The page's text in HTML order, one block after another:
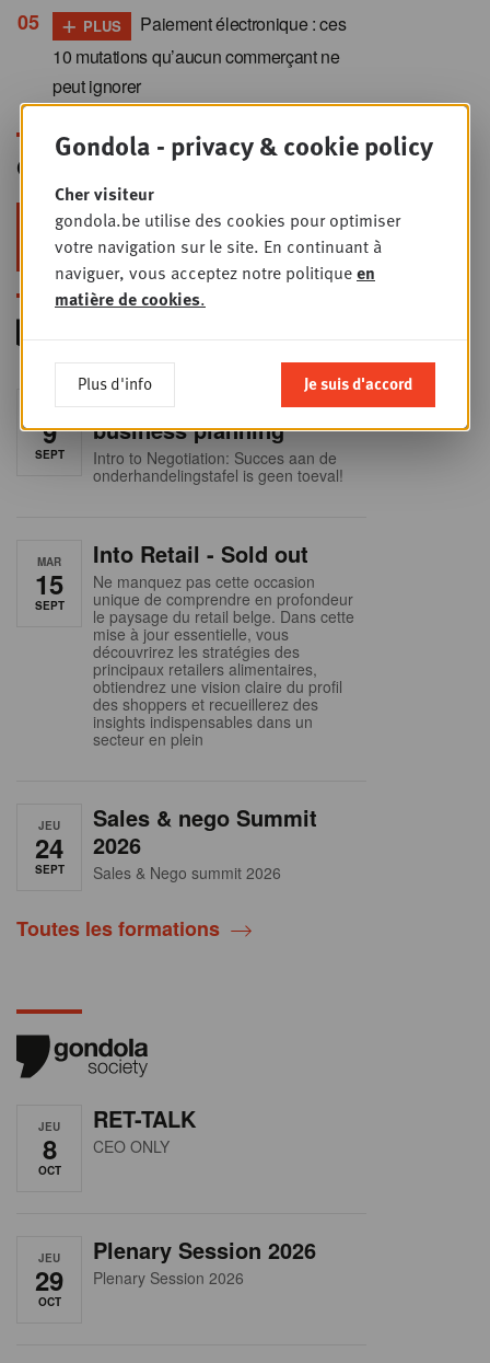
+ PLUS
Paiement électronique : ces
10 mutations qu’aucun commerçant ne
peut ignorer
Gondola Newsletter
Restez au top dans le retail & le
foodservice !
MER
9
SEPT
Foodservice - Joint
business planning
Intro to Negotiation: Succes aan de
onderhandelingstafel is geen toeval!
MAR
15
SEPT
Into Retail - Sold out
Ne manquez pas cette occasion
unique de comprendre en profondeur
le paysage du retail belge. Dans cette
mise à jour essentielle, vous
découvrirez les stratégies des
principaux retailers alimentaires,
obtiendrez une vision claire du profil
des shoppers et recueillerez des
insights indispensables dans un
secteur en plein
JEU
24
SEPT
Sales & nego Summit
2026
Sales & Nego summit 2026
Toutes les formations
JEU
8
OCT
RET-TALK
CEO ONLY
JEU
29
OCT
Plenary Session 2026
Plenary Session 2026
Gondola - privacy & cookie policy
Cher visiteur
gondola.be utilise des cookies pour optimiser
votre navigation sur le site. En continuant à
naviguer, vous acceptez notre politiqueen
matière de cookies.
Plus d'info Je suis d'accord